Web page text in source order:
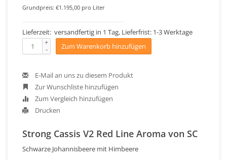
Grundpreis: €1.195,00 pro Liter
Lieferzeit: versandfertig in 1 Tag, Lieferfrist: 1-3 Werktage
+
- Zum Warenkorb hinzufügen
E-Mail an uns zu diesem Produkt
Zur Wunschliste hinzufügen
Zum Vergleich hinzufügen
Drucken
Strong Cassis V2 Red Line Aroma von SC
Schwarze Johannisbeere mit Himbeere